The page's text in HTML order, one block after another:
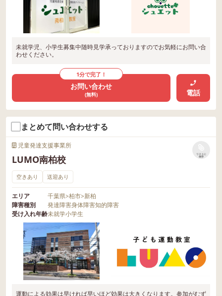
未就学児、小学生募集中随時見学承っておりますのでお気軽にお問い合
わせください。
1分で完了！
お問い合わせ
(無料) 電話
まとめて問い合わせする
児童発達支援事業所
LUMO南柏校
リストに
保存
空きあり 送迎あり
エリア 千葉県>柏市>新柏
障害種別
発達障害身体障害知的障害
受け入れ年齢未就学小学生
運動による効果は早ければ早いほど効果は大きくなります。参加がむず